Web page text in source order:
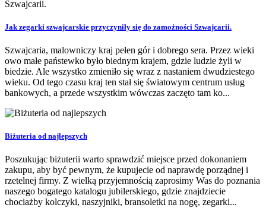
Jak zegarki szwajcarskie przyczyniły się do zamożności Szwajcarii.
Szwajcaria, malowniczy kraj pełen gór i dobrego sera. Przez wieki
owo małe państewko było biednym krajem, gdzie ludzie żyli w
biedzie. Ale wszystko zmieniło się wraz z nastaniem dwudziestego
wieku. Od tego czasu kraj ten stał się światowym centrum usług
bankowych, a przede wszystkim wówczas zaczęto tam ko...
Biżuteria od najlepszych
Poszukując biżuterii warto sprawdzić miejsce przed dokonaniem
zakupu, aby być pewnym, że kupujecie od naprawdę porządnej i
rzetelnej firmy. Z wielką przyjemnością zaprosimy Was do poznania
naszego bogatego katalogu jubilerskiego, gdzie znajdziecie
chociażby kolczyki, naszyjniki, bransoletki na nogę, zegarki...